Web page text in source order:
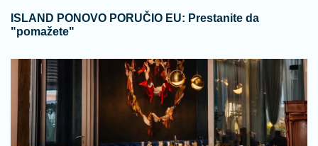
ISLAND PONOVO PORUČIO EU: Prestanite da
"pomažete"